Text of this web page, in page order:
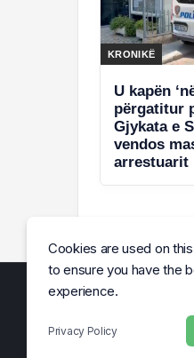
KRONIKË
U kapën
përgatitur
Gjykata e
vendos
arrestuarit
Cookies are used on
to ensure you have the
experience.
Privacy Policy
© Arena e Lajmit